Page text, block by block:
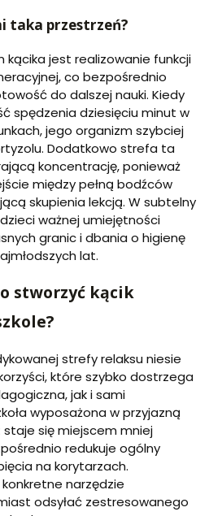
taka przestrzeń?
kącika jest realizowanie funkcji
co bezpośrednio
do dalszej nauki. Kiedy
spędzenia dziesięciu minut w
jego organizm szybciej
Dodatkowo strefa ta
koncentrację, ponieważ
między pełną bodźców
skupienia lekcją. W subtelny
ważnej umiejętności
granic i dbania o higienę
lat.
stworzyć kącik
strefy relaksu niesie
które szybko dostrzega
jak i sami
wyposażona w przyjazną
się miejscem mniej
redukuje ogólny
na korytarzach.
narzędzie
odsyłać zestresowanego